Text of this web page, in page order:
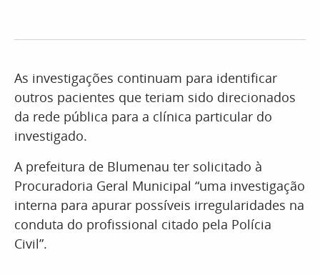
As investigações continuam para identificar
outros pacientes que teriam sido direcionados
da rede pública para a clínica particular do
investigado.
A prefeitura de Blumenau ter solicitado à
Procuradoria Geral Municipal “uma investigação
interna para apurar possíveis irregularidades na
conduta do profissional citado pela Polícia
Civil”.